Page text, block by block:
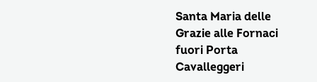
Santa Maria delle
Grazie alle Fornaci
fuori Porta
Cavalleggeri